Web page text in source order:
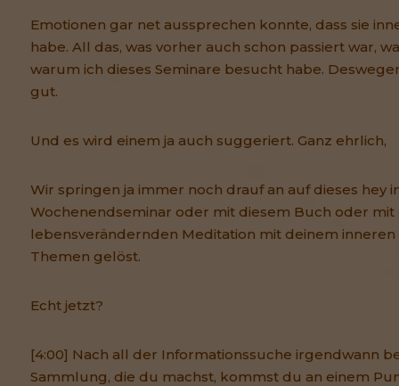
Emotionen gar net aussprechen konnte, dass sie
habe. All das, was vorher auch schon passiert war,
warum ich dieses Seminare besucht habe.
gut.
Und es wird einem ja auch suggeriert. Ganz ehrlich,
Wir springen ja immer noch drauf an auf dieses hey
Wochenendseminar oder mit diesem Buch oder mit
lebensverändernden Meditation mit deinem inneren
Themen gelöst.
Echt jetzt?
[4:00] Nach all der Informationssuche irgendwann
Sammlung, die du machst, kommst du an einem